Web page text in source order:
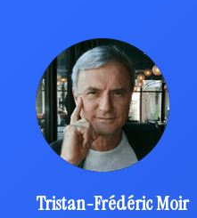
Tristan-Frédéric Moir